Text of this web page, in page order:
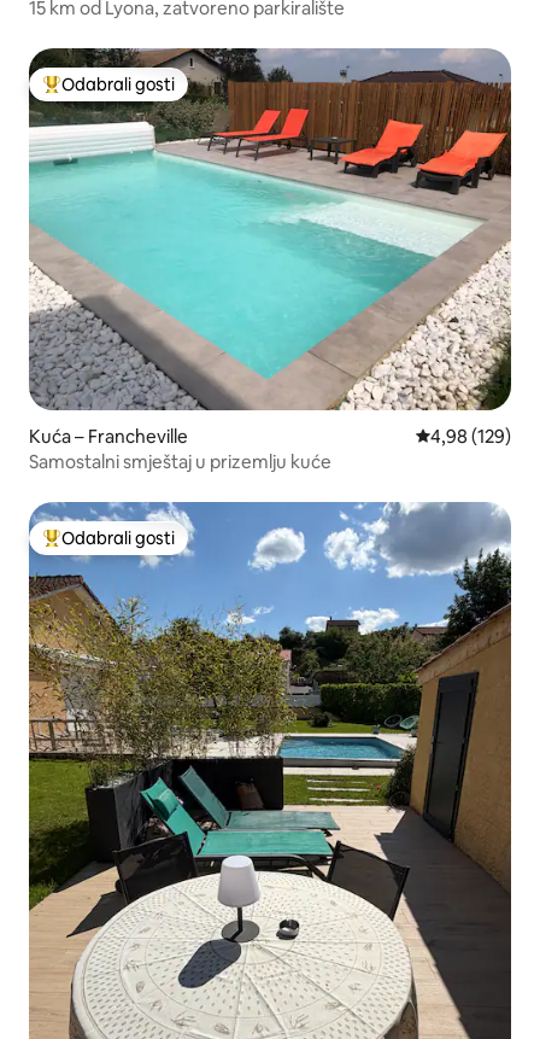
15 km od Lyona, zatvoreno parkiralište
Među najviše rangiranima s oznakom „Odabrali gosti”
Odabrali gosti
Kuća – Francheville Prosječna
4,98 (129)
Samostalni smještaj u prizemlju kuće
Među najviše rangiranima s oznakom „Odabrali gosti”
Odabrali gosti